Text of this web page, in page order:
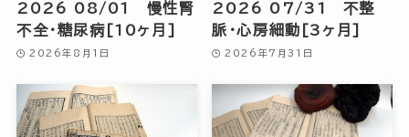
2026 08/01 慢性腎
不全・糖尿病[10ヶ月]
2026年8月1日
2026 07/31 不整
脈・心房細動[3ヶ月]
2026年7月31日